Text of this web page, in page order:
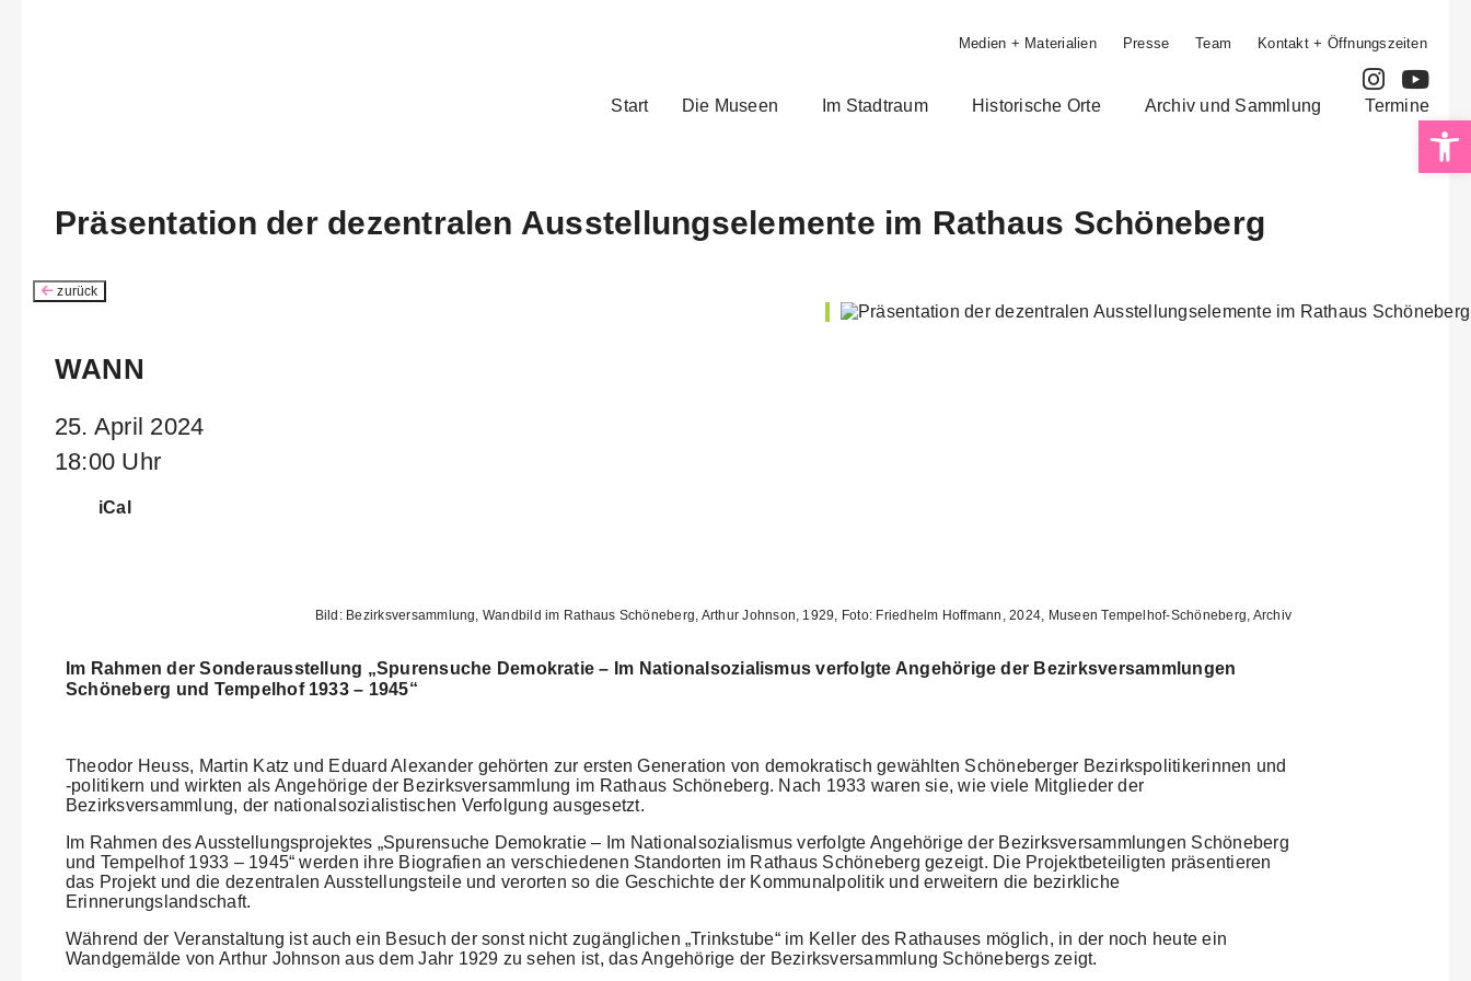
Medien + Materialien Presse Team Kontakt + Öffnungszeiten
Start Die Museen Im Stadtraum Historische Orte Archiv und Sammlung Termine
Präsentation der dezentralen Ausstellungselemente im Rathaus Schöneberg
zurück
WANN
25. April 2024
18:00 Uhr
iCal
Bild: Bezirksversammlung, Wandbild im Rathaus Schöneberg, Arthur Johnson, 1929, Foto: Friedhelm Hoffmann, 2024, Museen Tempelhof-Schöneberg, Archiv
Im Rahmen der Sonderausstellung „Spurensuche Demokratie – Im Nationalsozialismus verfolgte Angehörige der Bezirksversammlungen
Schöneberg und Tempelhof 1933 – 1945“
Theodor Heuss, Martin Katz und Eduard Alexander gehörten zur ersten Generation von demokratisch gewählten Schöneberger Bezirkspolitikerinnen und
-politikern und wirkten als Angehörige der Bezirksversammlung im Rathaus Schöneberg. Nach 1933 waren sie, wie viele Mitglieder der
Bezirksversammlung, der nationalsozialistischen Verfolgung ausgesetzt.
Im Rahmen des Ausstellungsprojektes „Spurensuche Demokratie – Im Nationalsozialismus verfolgte Angehörige der Bezirksversammlungen Schöneberg
und Tempelhof 1933 – 1945“ werden ihre Biografien an verschiedenen Standorten im Rathaus Schöneberg gezeigt. Die Projektbeteiligten präsentieren
das Projekt und die dezentralen Ausstellungsteile und verorten so die Geschichte der Kommunalpolitik und erweitern die bezirkliche
Erinnerungslandschaft.
Während der Veranstaltung ist auch ein Besuch der sonst nicht zugänglichen „Trinkstube“ im Keller des Rathauses möglich, in der noch heute ein
Wandgemälde von Arthur Johnson aus dem Jahr 1929 zu sehen ist, das Angehörige der Bezirksversammlung Schönebergs zeigt.